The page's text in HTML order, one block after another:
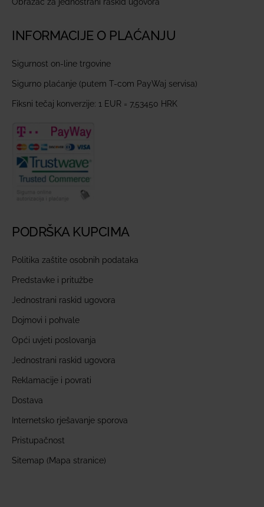
Obrazac za jednostrani raskid ugovora
INFORMACIJE O PLAĆANJU
Sigurnost on-line trgovine
Sigurno plaćanje (putem T-com PayWaj servisa)
Fiksni tečaj konverzije: 1 EUR = 7,53450 HRK
PODRŠKA KUPCIMA
Politika zaštite osobnih podataka
Predstavke i pritužbe
Jednostrani raskid ugovora
Dojmovi i pohvale
Opći uvjeti poslovanja
Jednostrani raskid ugovora
Reklamacije i povrati
Dostava
Internetsko rješavanje sporova
Pristupačnost
Sitemap (Mapa stranice)